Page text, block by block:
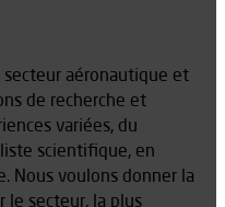
secteur aéronautique et
de recherche et
variées, du
scientifique, en
Nous voulons donner la
le secteur, la plus